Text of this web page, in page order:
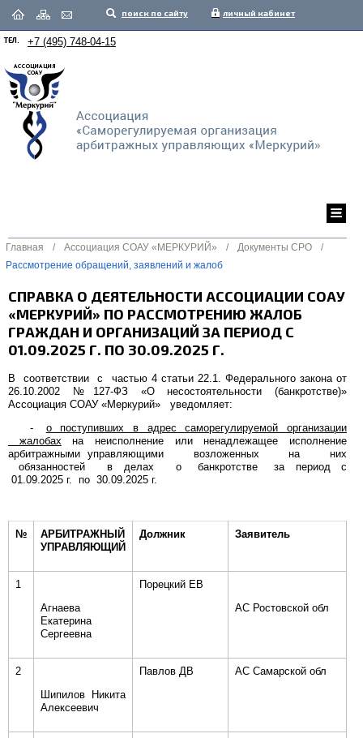
поиск по сайту личный кабинет
ТЕЛ. +7 (495) 748-04-15
Главная / Ассоциация СОАУ «МЕРКУРИЙ» / Документы СРО
/
Рассмотрение обращений, заявлений и жалоб
СПРАВКА О ДЕЯТЕЛЬНОСТИ АССОЦИАЦИИ СОАУ
«МЕРКУРИЙ» ПО РАССМОТРЕНИЮ ЖАЛОБ
ГРАЖДАН И ОРГАНИЗАЦИЙ ЗА ПЕРИОД С
01.09.2025 Г. ПО 30.09.2025 Г.
В соответствии с частью 4 статьи 22.1. Федерального закона от
26.10.2002 №127-ФЗ «О несостоятельности (банкротстве)»
Ассоциация СОАУ «Меркурий» уведомляет:
- о поступивших в адрес саморегулируемой организации
жалобахна неисполнение или ненадлежащее исполнение
арбитражными управляющими возложенных на них
обязанностей в делах о банкротстве за период с
01.09.2025 г. по 30.09.2025 г.
№
АРБИТРАЖНЫЙ
УПРАВЛЯЮЩИЙ
Должник Заявитель
1
Агнаева
Екатерина
Сергеевна
Порецкий ЕВ
АС Ростовской обл
2
Шипилов Никита
Алексеевич
Павлов ДВ АС Самарской обл